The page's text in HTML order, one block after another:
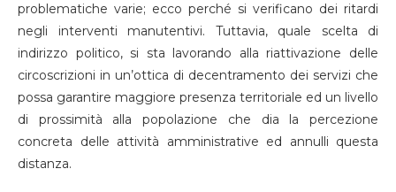
problematiche varie; ecco perché si verificano dei ritardi
negli interventi manutentivi. Tuttavia, quale scelta di
indirizzo politico, si sta lavorando alla riattivazione delle
circoscrizioni in un’ottica di decentramento dei servizi che
possa garantire maggiore presenza territoriale ed un livello
di prossimità alla popolazione che dia la percezione
concreta delle attività amministrative ed annulli questa
distanza.